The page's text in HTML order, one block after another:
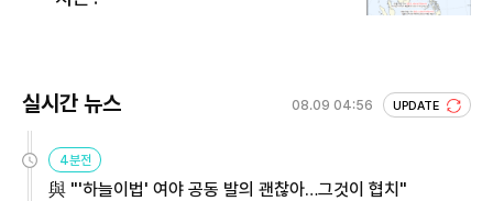
실시간 뉴스 08.09 04:56 UPDATE
4분전
與 "'하늘이법' 여야 공동 발의 괜찮아…그것이 협치"